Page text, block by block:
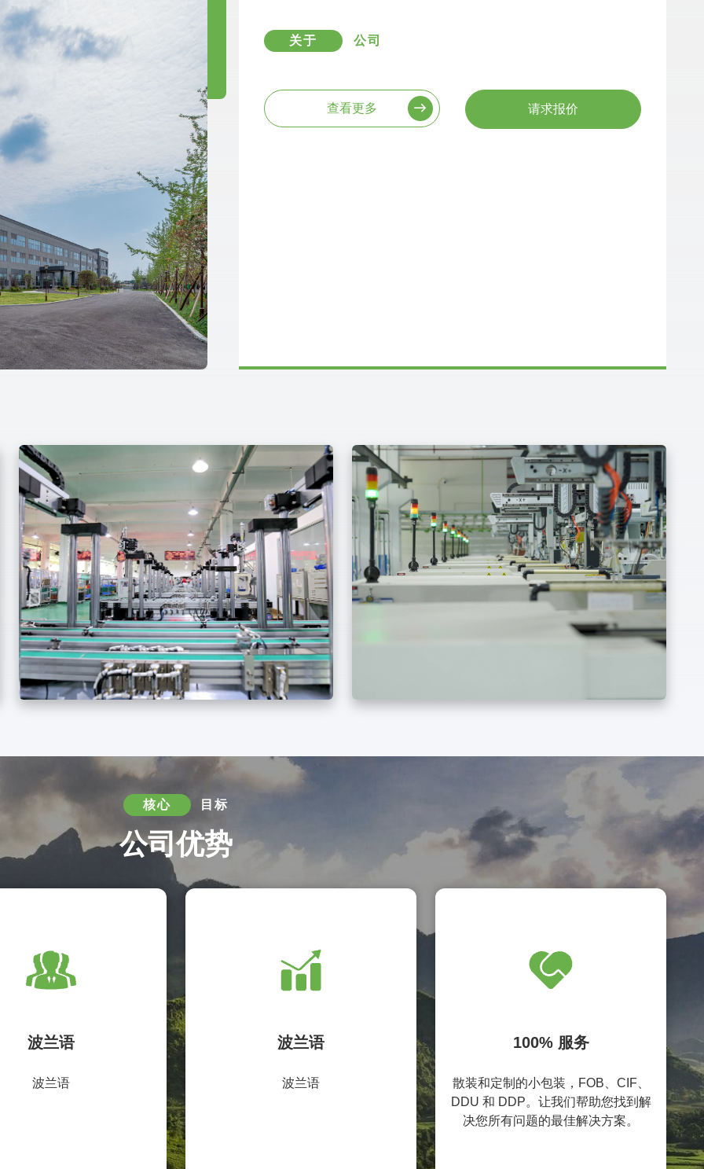
关于 公司
查看更多 请求报价
核心 目标
公司优势
波兰语
波兰语
波兰语
波兰语
100% 服务
散装和定制的小包装，FOB、CIF、
DDU 和 DDP。让我们帮助您找到解
决您所有问题的最佳解决方案。